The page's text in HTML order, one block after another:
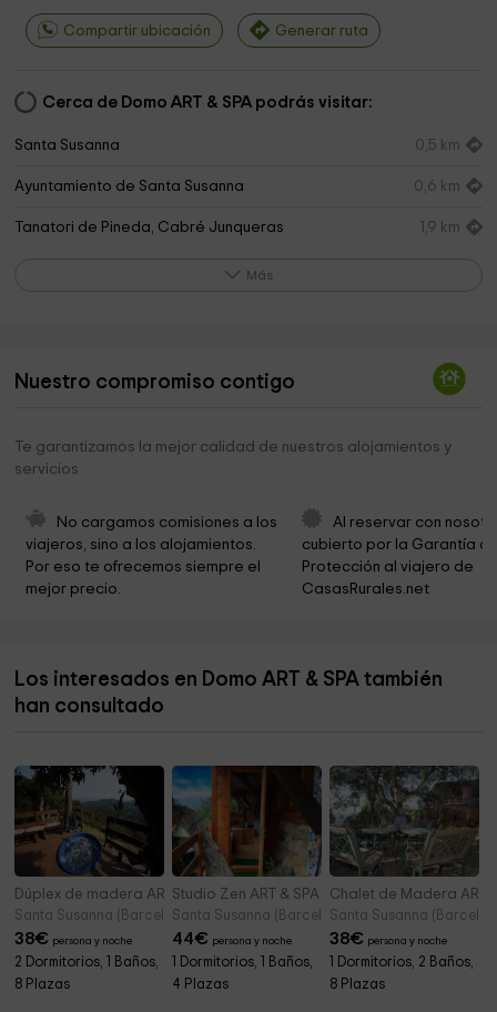
Compartir ubicación Generar ruta
Cerca de Domo ART & SPA podrás visitar:
Santa Susanna 0,5 km
Ayuntamiento de Santa Susanna 0,6 km
Tanatori de Pineda, Cabré Junqueras 1,9 km
Parròquia de Sant Genís de Palafolls 2,5 km
Ayuntamiento de Malgrat de Mar
Parc polivalent Francesc Macià
Parròquia Sant Joan Baptista
Ambar Koenigsberg Sl 4,3 km
Bisbat De Girona 4,5 km
Más
Nuestro compromiso contigo
Te garantizamos la mejor calidad de nuestros alojamientos y
servicios
No cargamos comisiones a los
viajeros, sino a los alojamientos.
Por eso te ofrecemos siempre el
mejor precio.
Al reservar con
cubierto por la Garantía
Protección al viajero de
CasasRurales.net
Los interesados en Domo ART & SPA también
han consultado
Dúplex de madera ART & SPA
Santa Susanna (Barcelona)
38€ persona y noche
2 Dormitorios, 1 Baños,
8 Plazas
Studio Zen ART & SPA
Santa Susanna (Barcelona)
44€ persona y noche
1 Dormitorios, 1 Baños,
4 Plazas
Chalet de Madera ART
Santa Susanna
38€ persona y noche
1 Dormitorios, 2 Baños,
8 Plazas